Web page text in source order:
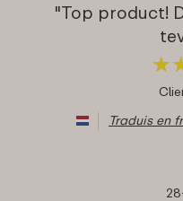
"Top product!
★
★
Traduis en